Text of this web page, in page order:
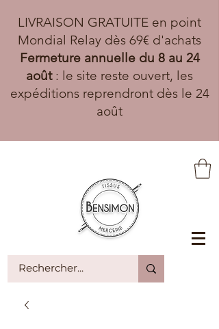
LIVRAISON GRATUITE en point
Mondial Relay dès 69€ d'achats
Fermeture annuelle du 8 au 24
août: le site reste ouvert, les
expéditions reprendront dès le 24
août